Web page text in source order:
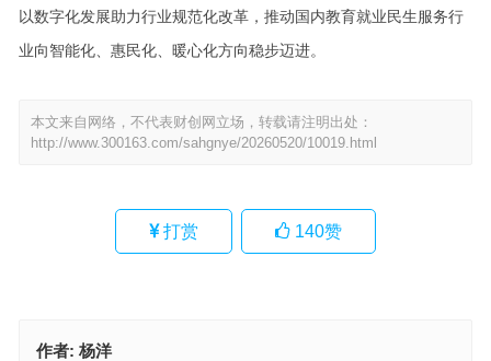
以数字化发展助力行业规范化改革，推动国内教育就业民生服务行
业向智能化、惠民化、暖心化方向稳步迈进。
本文来自网络，不代表财创网立场，转载请注明出处：
http://www.300163.com/sahgnye/20260520/10019.html
打赏 140赞
作者: 杨洋